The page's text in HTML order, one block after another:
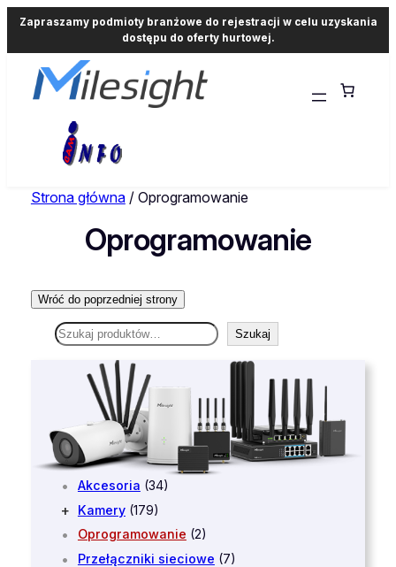
Zapraszamy podmioty branżowe do rejestracji w celu uzyskania
dostępu do oferty hurtowej.
Strona główna/ Oprogramowanie
Oprogramowanie
Szukaj Szukaj
Akcesoria (34)
Kamery(179)
Oprogramowanie (2)
Przełączniki sieciowe (7)